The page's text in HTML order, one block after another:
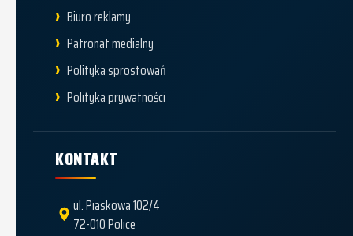
Biuro reklamy
Patronat medialny
Polityka sprostowań
Polityka prywatności
KONTAKT
ul. Piaskowa 102/4
72-010 Police